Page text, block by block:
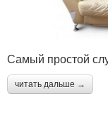
Самый простой
читать дальше →